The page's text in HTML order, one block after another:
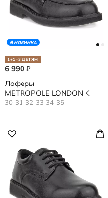
НОВИНКА
1+1=3 ДЕТЯМ
6 990 ₽
Лоферы
METROPOLE LONDON K
30 31 32 33 34 35